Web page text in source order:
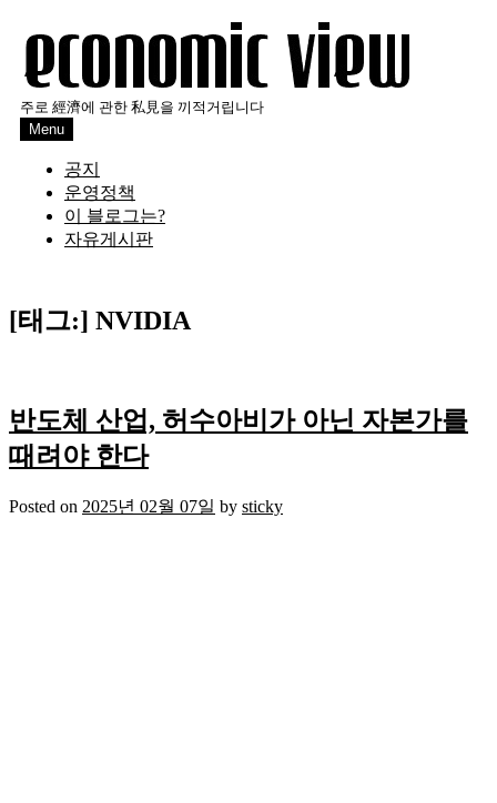
주로 經濟에 관한 私見을 끼적거립니다
Menu
공지
운영정책
이 블로그는?
자유게시판
[태그:] NVIDIA
반도체 산업, 허수아비가 아닌 자본가를
때려야 한다
Posted on 2025년 02월 07일 by sticky